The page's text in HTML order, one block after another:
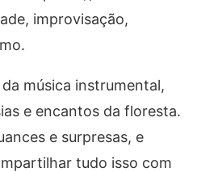
improvisação,
música instrumental,
e encantos da floresta.
e surpresas, e
tudo isso com